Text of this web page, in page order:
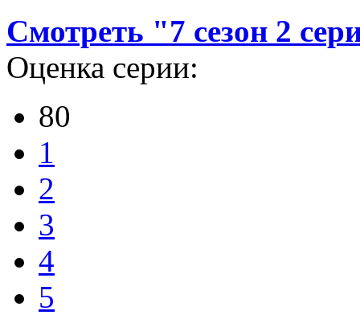
Смотреть "7 сезон 2
Оценка серии:
80
1
2
3
4
5